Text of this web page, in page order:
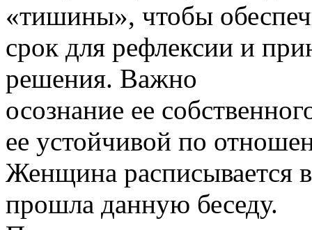
«тишины», чтобы
срок для рефлексии и
решения. Важно
осознание ее
ее устойчивой по
Женщина расписывается
прошла данную беседу.